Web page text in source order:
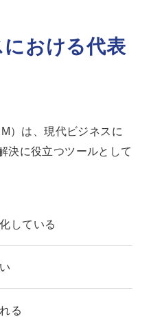
おける代表
）は、現代ビジネスに
決に役立つツールとして
している
る